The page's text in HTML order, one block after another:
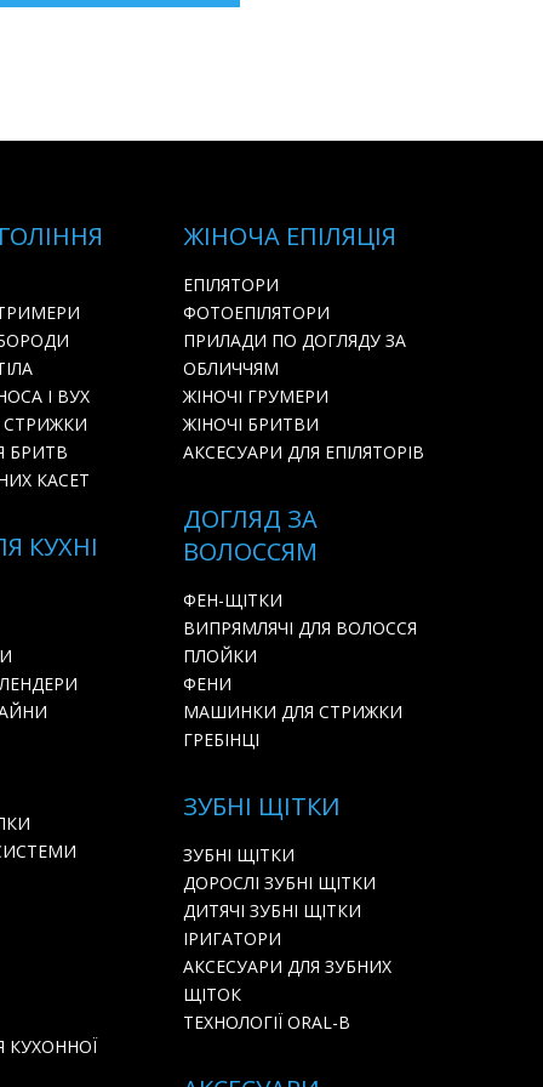
І ВУХ
БРИТВ
КАСЕТ
ЖІНОЧА ЕПІЛЯЦІЯ
ЕПІЛЯТОРИ
ФОТОЕПІЛЯТОРИ
ПРИЛАДИ ПО ДОГЛЯДУ ЗА
ОБЛИЧЧЯМ
ЖІНОЧІ ГРУМЕРИ
ЖІНОЧІ БРИТВИ
АКСЕСУАРИ ДЛЯ ЕПІЛЯТОРІВ
ДОГЛЯД ЗА
ВОЛОССЯМ
ФЕН-ЩІТКИ
ВИПРЯМЛЯЧІ ДЛЯ ВОЛОССЯ
ПЛОЙКИ
ФЕНИ
МАШИНКИ ДЛЯ СТРИЖКИ
ГРЕБІНЦІ
КУХНІ
КУХОННОЇ
ЗУБНІ ЩІТКИ
ЗУБНІ ЩІТКИ
ДОРОСЛІ ЗУБНІ ЩІТКИ
ДИТЯЧІ ЗУБНІ ЩІТКИ
ІРИГАТОРИ
АКСЕСУАРИ ДЛЯ ЗУБНИХ
ЩІТОК
ТЕХНОЛОГІЇ ORAL-B